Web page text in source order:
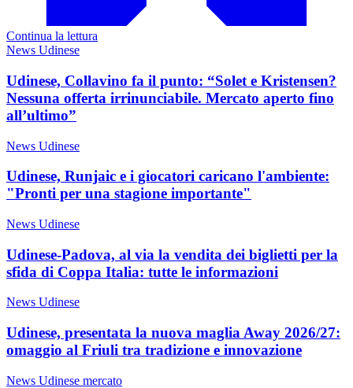
Continua la lettura
News Udinese
Udinese, Collavino fa il punto: “Solet e Kristensen?
Nessuna offerta irrinunciabile. Mercato aperto fino
all’ultimo”
News Udinese
Udinese, Runjaic e i giocatori caricano l'ambiente:
"Pronti per una stagione importante"
News Udinese
Udinese-Padova, al via la vendita dei biglietti per la
sfida di Coppa Italia: tutte le informazioni
News Udinese
Udinese, presentata la nuova maglia Away 2026/27:
omaggio al Friuli tra tradizione e innovazione
News Udinese mercato